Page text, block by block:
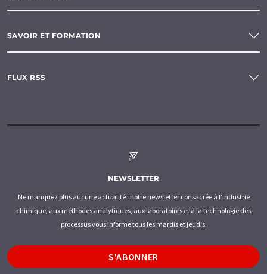
SAVOIR ET FORMATION
FLUX RSS
NEWSLETTER
Ne manquez plus aucune actualité : notre newsletter consacrée à l'industrie
chimique, aux méthodes analytiques, aux laboratoires et à la technologie des
processus vous informe tous les mardis et jeudis.
S'ABONNER